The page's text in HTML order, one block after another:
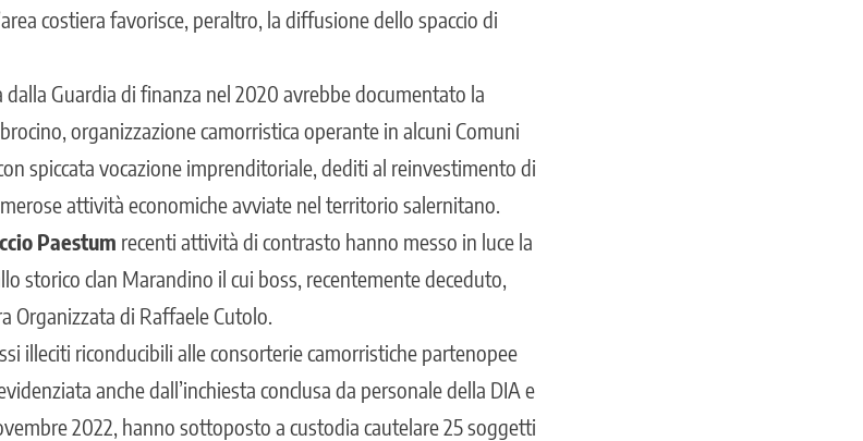
costiera favorisce, peraltro, la diffusione dello spaccio di
dalla Guardia di finanza nel 2020 avrebbe documentato la
organizzazione camorristica operante in alcuni Comuni
spiccata vocazione imprenditoriale, dediti al reinvestimento di
attività economiche avviate nel territorio salernitano.
Paestum recenti attività di contrasto hanno messo in luce la
storico clan Marandino il cui boss, recentemente deceduto,
Organizzata di Raffaele Cutolo.
illeciti riconducibili alle consorterie camorristiche partenopee
anche dall’inchiesta conclusa da personale della DIA e
2022, hanno sottoposto a custodia cautelare 25 soggetti